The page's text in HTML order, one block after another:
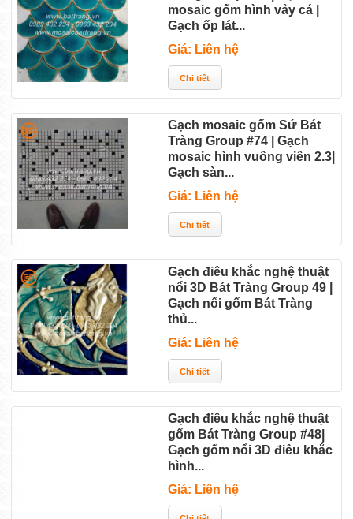
mosaic gốm hình vảy cá |
Gạch ốp lát...
Giá: Liên hệ
Gạch mosaic gốm Sứ Bát
Tràng Group #74 | Gạch
mosaic hình vuông viên 2.3|
Gạch sàn...
Giá: Liên hệ
Gạch điêu khắc nghệ thuật
nổi 3D Bát Tràng Group 49 |
Gạch nổi gốm Bát Tràng
thủ...
Giá: Liên hệ
Gạch điêu khắc nghệ thuật
gốm Bát Tràng Group #48|
Gạch gốm nổi 3D điêu khắc
hình...
Giá: Liên hệ